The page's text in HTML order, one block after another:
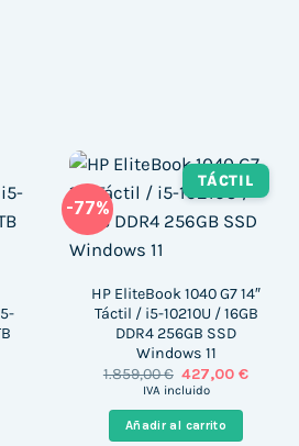
€.
-77%
TÁCTIL
HP EliteBook 1040 G7 14″
Táctil / i5-10210U / 16GB
DDR4 256GB SSD
Windows 11
1.859,00€ El
precio
era:
1.859,00 €.
427,00€El
IVA incluido
Añadir al carrito